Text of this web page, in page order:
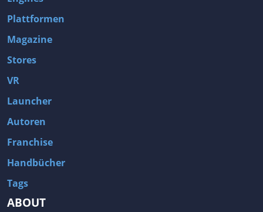
Plattformen
Magazine
Stores
VR
Launcher
Autoren
Franchise
Handbücher
Tags
ABOUT